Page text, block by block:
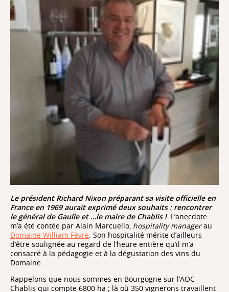
Le président Richard Nixon préparant sa visite officielle en
France en 1969 aurait exprimé deux souhaits : rencontrer
le général de Gaulle et …le maire de Chablis !L’anecdote
m’a été contée par Alain Marcuello, hospitality managerau
Domaine William Fèvre . Son hospitalité mérite d’ailleurs
d’être soulignée au regard de l’heure entière qu’il m’a
consacré à la pédagogie et à la dégustation des vins du
Domaine.
Rappelons que nous sommes en Bourgogne sur l’AOC
Chablis qui compte 6800 ha ; là où 350 vignerons travaillent